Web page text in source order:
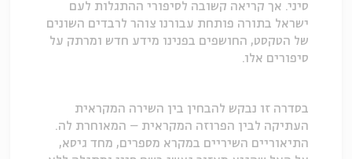
סיני. אך קריאה קשובה לסיפורי ההתגלות לעם
ישראל בתורה פותחת עבורנו צוהר לרבדים השונים
של הטקסט, החושפים בפנינו מידע חדש ומרתק על
סיפורים אלו.
בסדרה זו נבקש להבחין בין השירה המקראית
העתיקה לבין הפרוזה המקראית – המאוחרת לה.
התיאוריים השיריים במקרא מספרים, מחד גיסא,